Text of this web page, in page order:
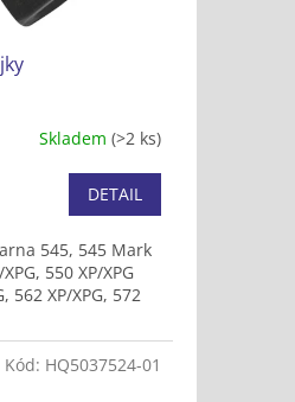
Skladem (>2 ks)
DETAIL
545, 545 Mark
550 XP/XPG
562 XP/XPG, 572
Kód: HQ5037524-01